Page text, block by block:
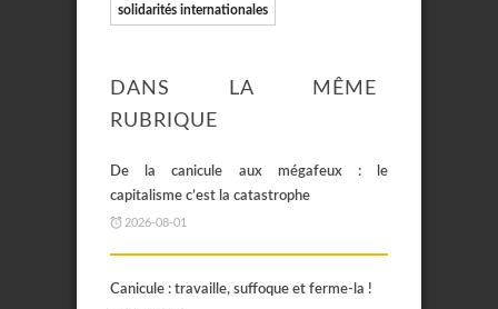
solidarités internationales
DANS LA MÊME
RUBRIQUE
De la canicule aux mégafeux : le
capitalisme c’est la catastrophe
2026-08-01
Canicule : travaille, suffoque et ferme-la !